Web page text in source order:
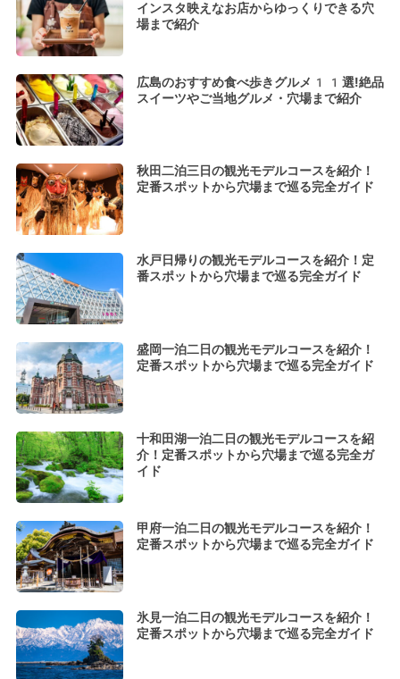
インスタ映えなお店からゆっくりできる穴
場まで紹介
広島のおすすめ食べ歩きグルメ11選!絶品
スイーツやご当地グルメ・穴場まで紹介
秋田二泊三日の観光モデルコースを紹介！
定番スポットから穴場まで巡る完全ガイド
水戸日帰りの観光モデルコースを紹介！定
番スポットから穴場まで巡る完全ガイド
盛岡一泊二日の観光モデルコースを紹介！
定番スポットから穴場まで巡る完全ガイド
十和田湖一泊二日の観光モデルコースを紹
介！定番スポットから穴場まで巡る完全ガ
イド
甲府一泊二日の観光モデルコースを紹介！
定番スポットから穴場まで巡る完全ガイド
氷見一泊二日の観光モデルコースを紹介！
定番スポットから穴場まで巡る完全ガイド